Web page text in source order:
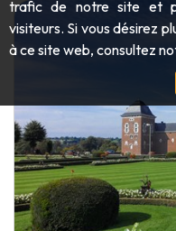
Abbayes & monuments
Art
Artisanat & savoir-faire
Châteaux, citadelles &
Grottes
Jardins, parcs & sites
Parcs animaliers,
Bateaux touristiques &
Draisines & trains
LE TOP DES
trafic de notre site et
visiteurs. Si vous désirez
à ce site web, consultez